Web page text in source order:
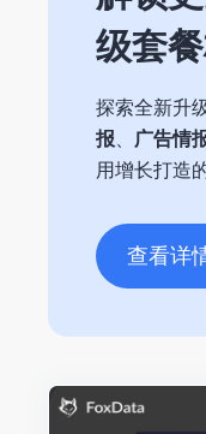
级套
探索全新升
报、 广告情
用增长打造
查看详